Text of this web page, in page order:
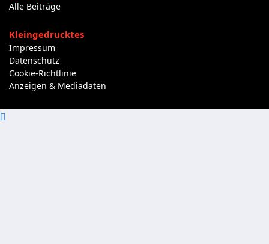
Alle Beiträge
Kleingedrucktes
Impressum
Datenschutz
Cookie-Richtlinie
Anzeigen & Mediadaten